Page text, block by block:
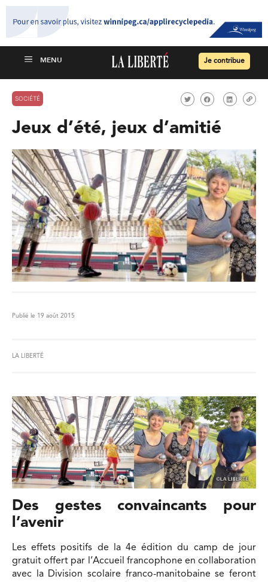
Je contribue
SOCIÉTÉ
Jeux d’été, jeux d’amitié
Publié le 19 août 2015
LA LIBERTÉ
Des gestes convaincants pour
l’avenir
Les effets positifs de la 4e édition du camp de jour
gratuit offert par l’Accueil francophone en collaboration
avec la Division scolaire franco-manitobaine se feront